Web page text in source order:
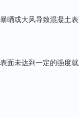
晒或大风导致混凝土
面未达到一定的强度